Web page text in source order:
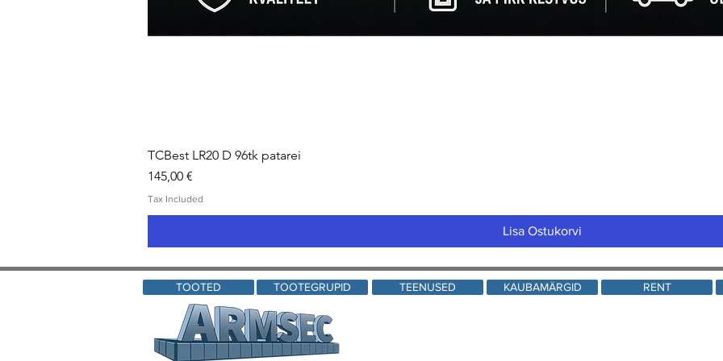
TCBest LR20 D 96tk patarei
Price
145,00 €
Tax Included
Lisa Ostukorvi
TOOTED TOOTEGRUPID TEENUSED KAUBAMÄRGID RENT